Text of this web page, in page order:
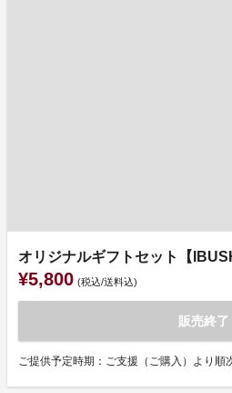
オリジナルギフトセット【
¥5,800 (税込/送料込)
販売終了
ご提供予定時期：ご支援（ご購入）より順